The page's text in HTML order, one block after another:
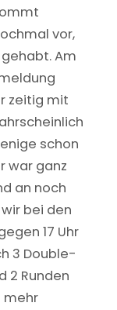
vor,
Am
zeitig mit
schon
war ganz
an noch
bei den
17 Uhr
3 Double-
2 Runden
mehr